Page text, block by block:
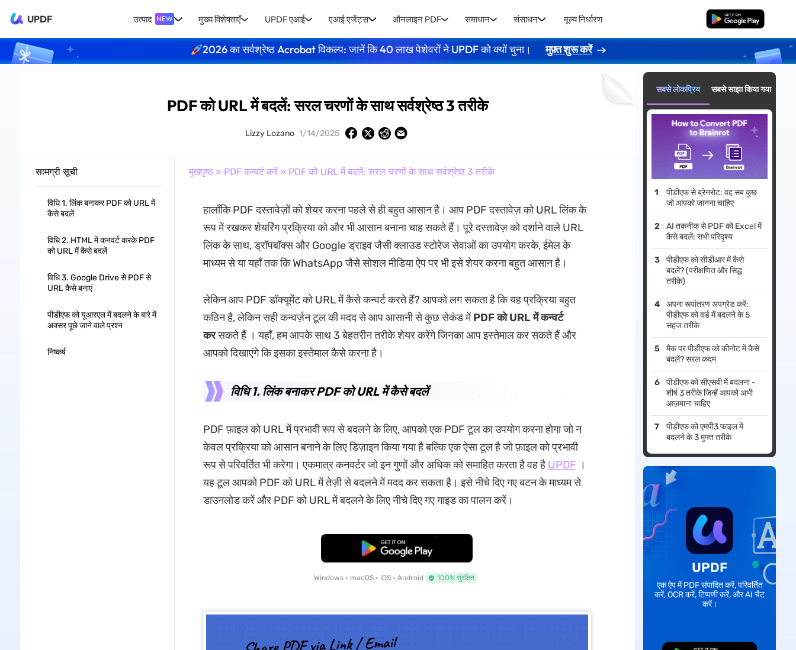
UPDF उत्पाद NEW मुख्य विशेषताएँ UPDF एआई एआई एजेंट्स ऑनलाइन PDF समाधान संसाधन मूल्य निर्धारण मुफ्त डाउनलोड
2026 का सर्वश्रेष्ठ Acrobat विकल्प: जानें कि 40 लाख पेशेवरों ने UPDF को क्यों चुना। मुफ़्त शुरू करें
PDF को URL में बदलें: सरल चरणों के साथ सर्वश्रेष्ठ 3 तरीके
Lizzy Lozano 1/14/2025
सामग्री सूची
विधि 1. लिंक बनाकर PDF को URL में
कैसे बदलें
विधि 2. HTML में कनवर्ट करके PDF
को URL में कैसे बदलें
विधि 3. Google Drive से PDF से
URL कैसे बनाएं
पीडीएफ को यूआरएल में बदलने के बारे में
अक्सर पूछे जाने वाले प्रश्न
निष्कर्ष
मुखपृष्ठ» PDF कन्वर्ट करें» PDF को URL में बदलें: सरल चरणों के साथ सर्वश्रेष्ठ 3 तरीके
हालाँकि PDF दस्तावेज़ों को शेयर करना पहले से ही बहुत आसान है। आप PDF दस्तावेज़ को URL लिंक के
रूप में रखकर शेयरिंग प्रक्रिया को और भी आसान बनाना चाह सकते हैं। पूरे दस्तावेज़ को दर्शाने वाले URL
लिंक के साथ, ड्रॉपबॉक्स और Google ड्राइव जैसी क्लाउड स्टोरेज सेवाओं का उपयोग करके, ईमेल के
माध्यम से या यहाँ तक कि WhatsApp जैसे सोशल मीडिया ऐप पर भी इसे शेयर करना बहुत आसान है।
लेकिन आप PDF डॉक्यूमेंट को URL में कैसे कन्वर्ट करते हैं? आपको लग सकता है कि यह प्रक्रिया बहुत
कठिन है, लेकिन सही कन्वर्ज़न टूल की मदद से आप आसानी से कुछ सेकंड मेंPDF को URL में कन्वर्ट
करसकते हैं । यहाँ, हम आपके साथ 3 बेहतरीन तरीके शेयर करेंगे जिनका आप इस्तेमाल कर सकते हैं और
आपको दिखाएंगे कि इसका इस्तेमाल कैसे करना है।
विधि 1. लिंक बनाकर PDF को URL में कैसे बदलें
PDF फ़ाइल को URL में प्रभावी रूप से बदलने के लिए, आपको एक PDF टूल का उपयोग करना होगा जो न
केवल प्रक्रिया को आसान बनाने के लिए डिज़ाइन किया गया है बल्कि एक ऐसा टूल है जो फ़ाइल को प्रभावी
रूप से परिवर्तित भी करेगा। एकमात्र कनवर्टर जो इन गुणों और अधिक को समाहित करता है वह है UPDF ।
यह टूल आपको PDF को URL में तेज़ी से बदलने में मदद कर सकता है। इसे नीचे दिए गए बटन के माध्यम से
डाउनलोड करें और PDF को URL में बदलने के लिए नीचे दिए गए गाइड का पालन करें।
मुफ्त डाउनलोड
Windows • macOS • iOS • Android 100% सुरक्षित
सबसे लोकप्रिय सबसे साझा किया गया
पीडीएफ से ब्रेनरोट: वह सब कुछ
जो आपको जानना चाहिए
AI तकनीक से PDF को Excel में
कैसे बदलें: सभी परिदृश्य
पीडीएफ को सीडीआर में कैसे
बदलें? (परीक्षणित और सिद्ध
तरीके)
अपना रूपांतरण अपग्रेड करें:
पीडीएफ को वर्ड में बदलने के 5
सहज तरीके
मैक पर पीडीएफ को कीनोट में कैसे
बदलें? सरल कदम
पीडीएफ को सीएसवी में बदलना -
शीर्ष 3 तरीके जिन्हें आपको अभी
आज़माना चाहिए
पीडीएफ को एमपी3 फाइल में
बदलने के 3 मुफ्त तरीके
UPDF
एक ऐप में PDF संपादित करें, परिवर्तित
करें, OCR करें, टिप्पणी करें, और AI चैट
करें।